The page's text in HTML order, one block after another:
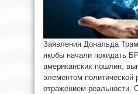
Заявления Дональда
якобы начали покидать
американских пошлин,
элементом политической
отражением реальности.